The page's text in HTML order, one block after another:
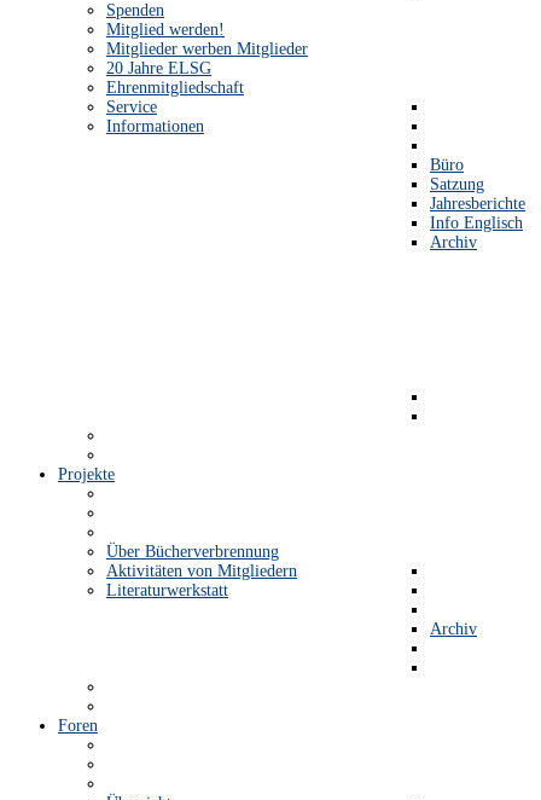
Spenden
Mitglied werden!
Mitglieder werben Mitglieder
20 Jahre ELSG
Ehrenmitgliedschaft
Service
Informationen
Büro
Satzung
Jahresberichte
Info Englisch
Archiv
Projekte
Über Bücherverbrennung
Aktivitäten von Mitgliedern
Literaturwerkstatt
Archiv
Foren